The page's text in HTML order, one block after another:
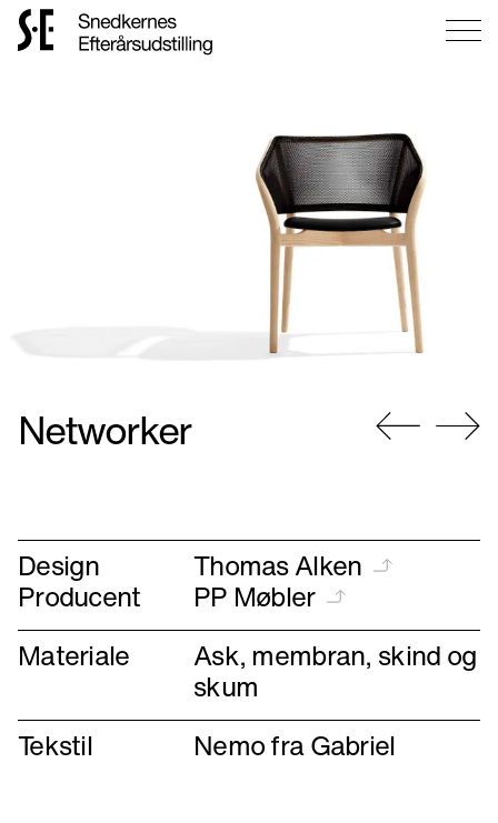
Networker
Design Thomas Alken
Producent
PP Møbler
Materiale
Ask, membran, skind og
skum
Tekstil
Nemo fra Gabriel